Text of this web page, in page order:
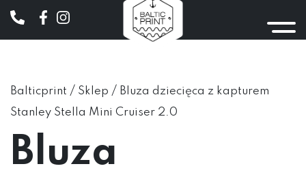
Balticprint / Sklep / Bluza dziecięca z kapturem
Stanley Stella Mini Cruiser 2.0
Bluza